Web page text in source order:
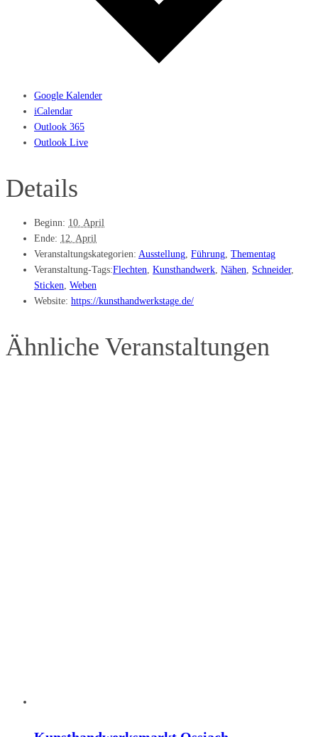
Google Kalender
iCalendar
Outlook 365
Outlook Live
Details
Beginn: 10. April
Ende: 12. April
Veranstaltungskategorien: Ausstellung, Führung, Thementag
Veranstaltung-Tags:Flechten, Kunsthandwerk, Nähen, Schneider,
Sticken, Weben
Website: https://kunsthandwerkstage.de/
Ähnliche Veranstaltungen